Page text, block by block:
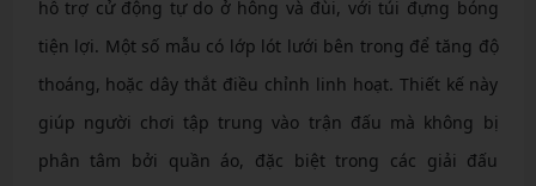
hỗ trợ cử động tự do ở hông và đùi, với túi đựng bóng
tiện lợi. Một số mẫu có lớp lót lưới bên trong để tăng độ
thoáng, hoặc dây thắt điều chỉnh linh hoạt. Thiết kế này
giúp người chơi tập trung vào trận đấu mà không bị
phân tâm bởi quần áo, đặc biệt trong các giải đấu